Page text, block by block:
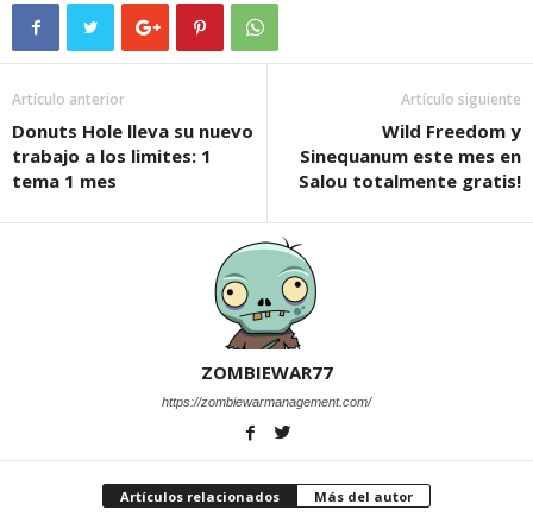
Artículo anterior
Donuts Hole lleva su nuevo
trabajo a los limites: 1
tema 1 mes
Artículo siguiente
Wild Freedom y
Sinequanum este mes en
Salou totalmente gratis!
ZOMBIEWAR77
https://zombiewarmanagement.com/
Artículos relacionados Más del autor